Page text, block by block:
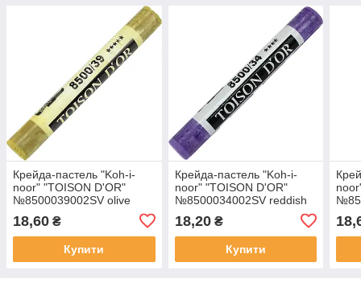
Крейда-пастель "Koh-i-
noor" "TOISON D'OR"
№8500039002SV olive
ochre/оливкова охра(12)
18,60 ₴
Купити
Крейда-пастель "Koh-i-
noor" "TOISON D'OR"
№8500034002SV reddish
фіолетовий(12)
18,20₴
Купити